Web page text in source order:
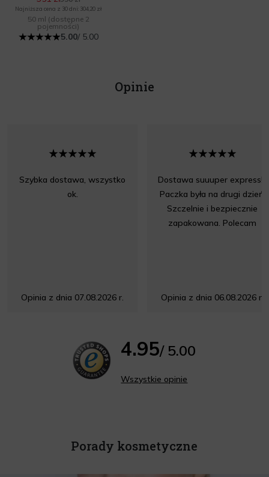
Najniższa cena z 30 dni: 304,20 zł
50 ml (dostępne 2
pojemności)
5.00/ 5.00
Opinie
Szybka dostawa, wszystko
ok.
Opinia z dnia 07.08.2026 r.
Dostawa suuuper express!!!
Paczka była na drugi dzień.
Szczelnie i bezpiecznie
zapakowana. Polecam
Opinia z dnia 06.08.2026 r.
4.95/ 5.00
Wszystkie opinie
Porady kosmetyczne